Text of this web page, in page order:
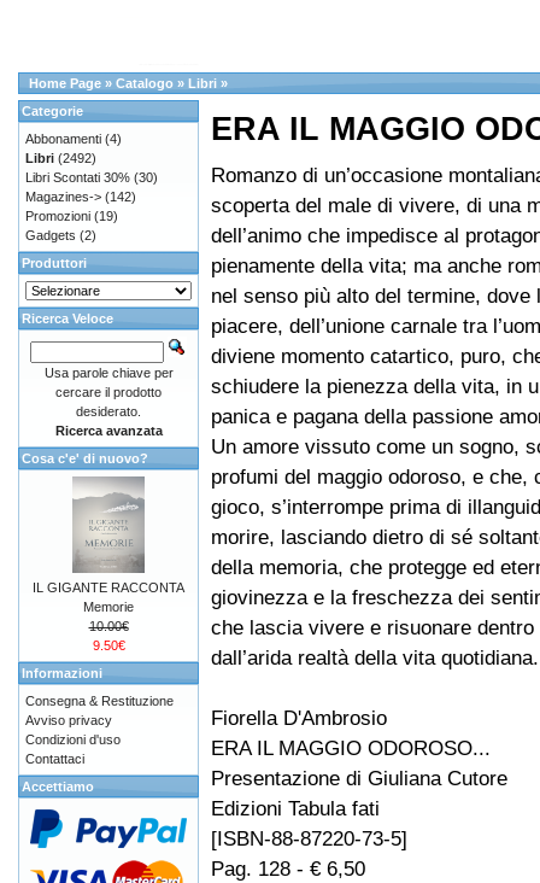
Home Page » Catalogo » Libri »
ERA IL MAGGIO
Romanzo di un’occasione
scoperta del male di vivere, di una
dell’animo che impedisce al
pienamente della vita; ma anche
nel senso più alto del termine, dove
piacere, dell’unione carnale tra
diviene momento catartico, puro,
schiudere la pienezza della vita, in
panica e pagana della passione
Un amore vissuto come un sogno,
profumi del maggio odoroso, e che,
gioco, s’interrompe prima di
morire, lasciando dietro di sé
della memoria, che protegge ed
giovinezza e la freschezza dei
che lascia vivere e risuonare
dall’arida realtà della vita quotidiana.
Fiorella D'Ambrosio
ERA IL MAGGIO ODOROSO...
Presentazione di Giuliana Cutore
Edizioni Tabula fati
[ISBN-88-87220-73-5]
Pag. 128 - € 6,50
Categorie
Abbonamenti (4)
Libri (2492)
Libri Scontati 30% (30)
Magazines-> (142)
Promozioni (19)
Gadgets (2)
Produttori
Ricerca Veloce
Usa parole chiave per
cercare il prodotto
desiderato.
Ricerca avanzata
Cosa c'e' di nuovo?
IL GIGANTE RACCONTA
Memorie
10.00€
9.50€
Informazioni
Consegna & Restituzione
Avviso privacy
Condizioni d'uso
Contattaci
Accettiamo